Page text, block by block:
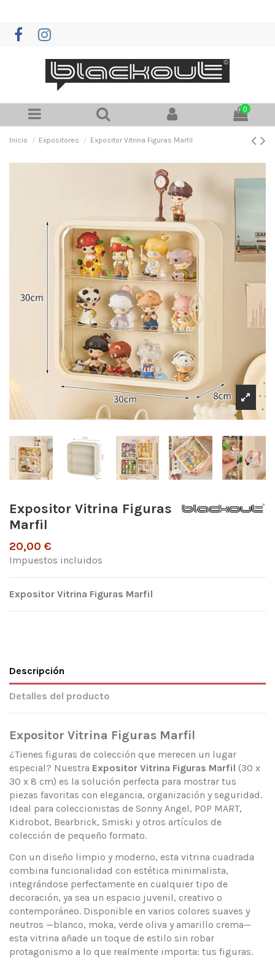
0
Inicio Expositores Expositor Vitrina Figuras Marfil
Expositor Vitrina Figuras
Marfil
20,00 €
Impuestos incluidos
Expositor Vitrina Figuras Marfil
Descripción
Detalles del producto
Expositor Vitrina Figuras Marfil
¿Tienes figuras de colección que merecen un lugar
especial? Nuestra Expositor Vitrina Figuras Marfil (30 x
30 x 8 cm) es la solución perfecta para mostrar tus
piezas favoritas con elegancia, organización y seguridad.
Ideal para coleccionistas de Sonny Angel, POP MART,
Kidrobot, Bearbrick, Smiski y otros artículos de
colección de pequeño formato.
Con un diseño limpio y moderno, esta vitrina cuadrada
combina funcionalidad con estética minimalista,
integrándose perfectamente en cualquier tipo de
decoración, ya sea un espacio juvenil, creativo o
contemporáneo. Disponible en varios colores suaves y
neutros —blanco, moka, verde oliva y amarillo crema—
esta vitrina añade un toque de estilo sin robar
protagonismo a lo que realmente importa: tus figuras.